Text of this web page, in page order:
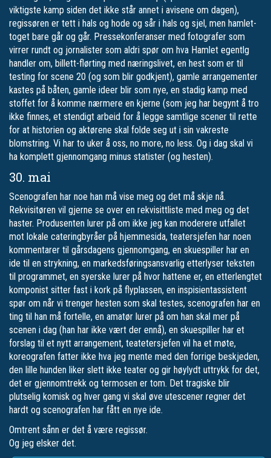
viktigste kamp siden det ikke står annet i avisene om dagen),
regissøren er tett i hals og hode og sår i hals og sjel, men hamlet-
toget bare går og går. Pressekonferanser med fotografer som
virrer rundt og jornalister som aldri spør om hva Hamlet egentlg
handler om, billett-flørting med næringslivet, en hest som er til
testing for scene 20 (og som blir godkjent), gamle arrangementer
kastes på båten, gamle ideer blir som nye, en stadig kamp med
stoffet for å komme nærmere en kjerne (som jeg har begynt å tro
ikke finnes, et stendigt arbeid for å legge samtlige scener til rette
for at historien og aktørene skal folde seg ut i sin vakreste
blomstring. Vi har to uker å oss, no more, no less. Og i dag skal vi
ha komplett gjennomgang minus statister (og hesten).
30. mai
Scenografen har noe han må vise meg og det må skje nå.
Rekvisitøren vil gjerne se over en rekvisittliste med meg og det
haster. Produsenten lurer på om ikke jeg kan moderere utfallet
mot lokale cateringbyråer på hjemmesida, teatersjefen har noen
kommentarer til gårsdagens gjennomgang, en skuespiller har en
ide til en strykning, en markedsføringsansvarlig etterlyser teksten
til programmet, en syerske lurer på hvor hattene er, en etterlengtet
komponist sitter fast i kork på flyplassen, en inspisientassistent
spør om når vi trenger hesten som skal testes, scenografen har en
ting til han må fortelle, en amatør lurer på om han skal mer på
scenen i dag (han har ikke vært der ennå), en skuespiller har et
forslag til et nytt arrangement, teatetersjefen vil ha et møte,
koreografen fatter ikke hva jeg mente med den forrige beskjeden,
den lille hunden liker slett ikke teater og gir høylydt uttrykk for det,
det er gjennomtrekk og termosen er tom. Det tragiske blir
plutselig komisk og hver gang vi skal øve utescener regner det
hardt og scenografen har fått en nye ide.
Omtrent sånn er det å være regissør.
Og jeg elsker det.